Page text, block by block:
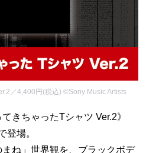
／4,400円(税込) ©Sony Music Artists
きちゃったTシャツ Ver.2》
登場。
ね」世界観を、ブラックボデ